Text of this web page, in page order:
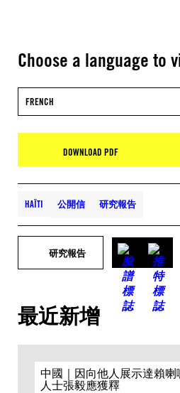
Choose a language to
FRENCH
DOWNLOAD PDF
HAÏTI 公開信 研究報告
研究報告
最近新增
中國｜因向他人展示達賴
人士張毅應獲釋